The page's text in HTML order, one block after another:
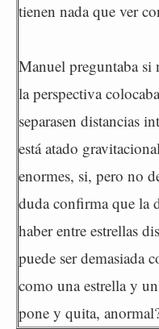
tienen nada que ver
Manuel preguntaba si
la perspectiva
separasen distancias
está atado
enormes, si, pero no
duda confirma que la
haber entre estrellas
puede ser demasiada
como una estrella y
pone y quita,